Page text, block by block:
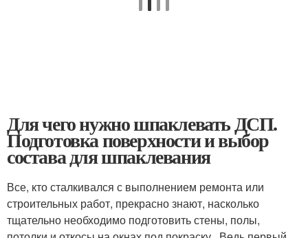
Для чего нужно шпаклевать ДСП.
Подготовка поверхности и выбор
состава для шпаклевания
Все, кто сталкивался с выполнением ремонта или
строительных работ, прекрасно знают, насколько
тщательно необходимо подготовить стены, полы,